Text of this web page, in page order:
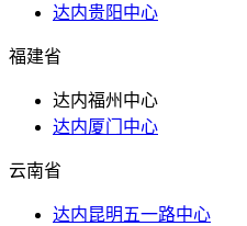
达内贵阳中心
福建省
达内福州中心
达内厦门中心
云南省
达内昆明五一路中心